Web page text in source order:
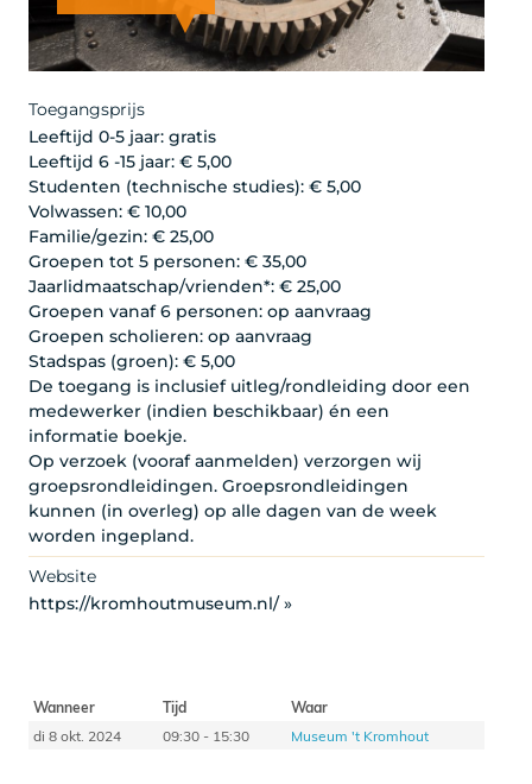
Toegangsprijs
Leeftijd 0-5 jaar: gratis
Leeftijd 6 -15 jaar: € 5,00
Studenten (technische studies): € 5,00
Volwassen: € 10,00
Familie/gezin: € 25,00
Groepen tot 5 personen: € 35,00
Jaarlidmaatschap/vrienden*: € 25,00
Groepen vanaf 6 personen: op aanvraag
Groepen scholieren: op aanvraag
Stadspas (groen): € 5,00
De toegang is inclusief uitleg/rondleiding door een
medewerker (indien beschikbaar) én een
informatie boekje.
Op verzoek (vooraf aanmelden) verzorgen wij
groepsrondleidingen. Groepsrondleidingen
kunnen (in overleg) op alle dagen van de week
worden ingepland.
Website
https://kromhoutmuseum.nl/ »
Wanneer Tijd
Waar
di 8 okt. 2024
09:30 - 15:30 Museum 't Kromhout